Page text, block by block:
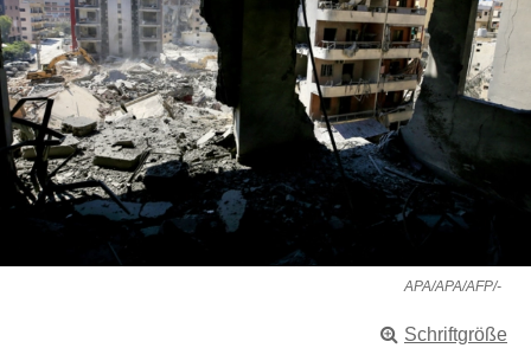
APA/APA/AFP/-
Schriftgröße